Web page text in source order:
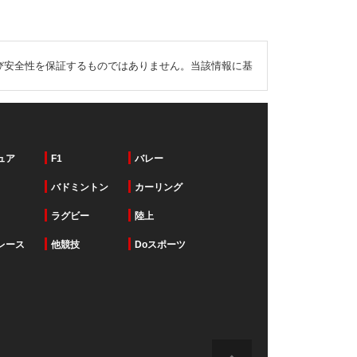
全性を保証するものではありません。当該情報に基
ア F1 バレー
バドミントン カーリング
ラグビー 陸上
ース 他競技 Doスポーツ